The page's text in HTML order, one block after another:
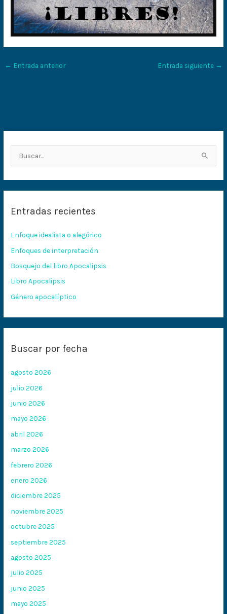
← Entrada anterior Entrada siguiente →
a
p
o
r
:
Entradas recientes
Enfoque idealista o alegórico
Enfoques de interpretación
Bosquejo del libro Apocalipsis
Libro Apocalipsis
Género apocalíptico
Buscar por fecha
agosto 2026
julio 2026
junio 2026
mayo 2026
abril 2026
marzo 2026
febrero 2026
enero 2026
diciembre 2025
noviembre 2025
octubre 2025
septiembre 2025
agosto 2025
julio 2025
junio 2025
mayo 2025